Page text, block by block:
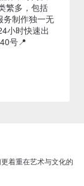
繁多，包括
务制作独一无
小时快速出
号📍
着重在艺术与文化的